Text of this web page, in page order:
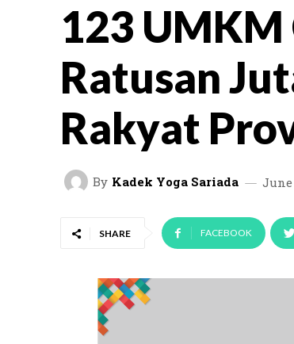
123 UMKM
Ratusan
Rakyat
By Kadek Yoga Sariada June
SHARE FACEBOOK